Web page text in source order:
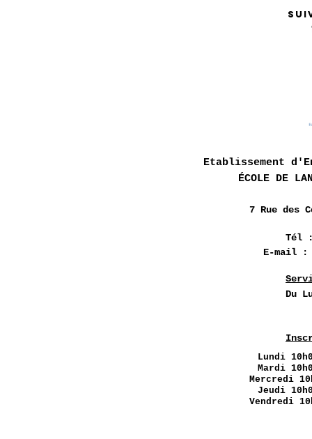
Etablissement
ÉCOLE DE
7 Rue des
Tél
E-mail
Du
Lundi
Mardi
Mercredi
Jeudi
Vendredi